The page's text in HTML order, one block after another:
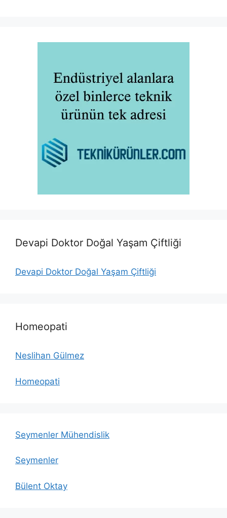
Devapi Doktor Doğal Yaşam Çiftliği
Devapi Doktor Doğal Yaşam Çiftliği
Homeopati
Neslihan Gülmez
Homeopati
Seymenler Mühendislik
Seymenler
Bülent Oktay